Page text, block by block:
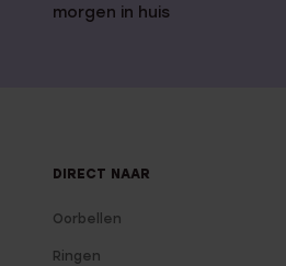
morgen in huis
DIRECT NAAR
Oorbellen
Ringen